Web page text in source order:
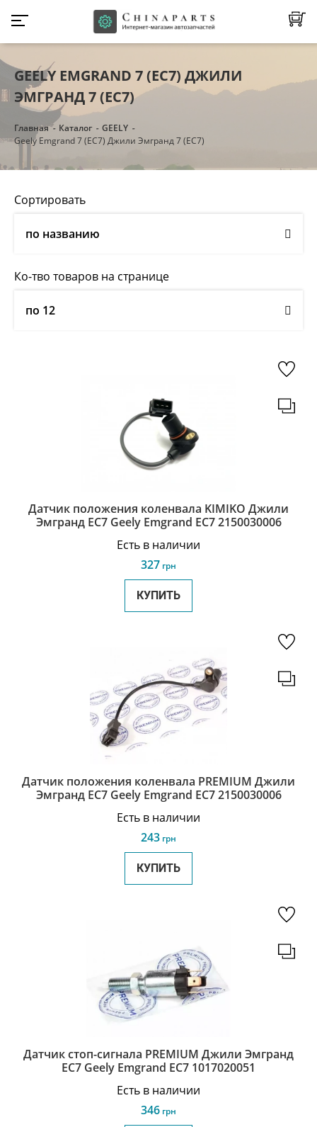
GEELY EMGRAND 7 (EC7) ДЖИЛИ
ЭМГРАНД 7 (ЕC7)
Главная Каталог
GEELY
Geely Emgrand 7 (EC7) Джили Эмгранд 7 (ЕC7)
Сортировать
по названию
Ко-тво товаров на странице
по 12
Датчик положения коленвала KIMIKO Джили
Эмгранд ЕС7 Geely Emgrand EC7 2150030006
Есть в наличии
327 грн
КУПИТЬ
Датчик положения коленвала PREMIUM Джили
Эмгранд ЕС7 Geely Emgrand EC7 2150030006
Есть в наличии
243 грн
КУПИТЬ
Датчик стоп-сигнала PREMIUM Джили Эмгранд
ЕС7 Geely Emgrand EC7 1017020051
Есть в наличии
346 грн